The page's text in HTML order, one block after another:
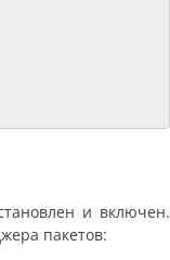
и включен.
пакетов: